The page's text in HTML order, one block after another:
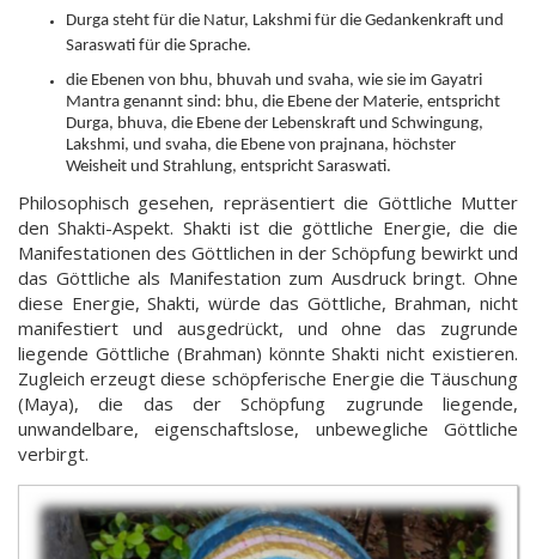
Durga steht für die Natur, Lakshmi für die Gedankenkraft und
Saraswati für die Sprache.
die Ebenen von bhu, bhuvah und svaha, wie sie im Gayatri
Mantra genannt sind: bhu, die Ebene der Materie, entspricht
Durga, bhuva, die Ebene der Lebenskraft und Schwingung,
Lakshmi, und svaha, die Ebene von prajnana, höchster
Weisheit und Strahlung, entspricht Saraswati.
Philosophisch gesehen, repräsentiert die Göttliche Mutter
den Shakti-Aspekt. Shakti ist die göttliche Energie, die die
Manifestationen des Göttlichen in der Schöpfung bewirkt und
das Göttliche als Manifestation zum Ausdruck bringt. Ohne
diese Energie, Shakti, würde das Göttliche, Brahman, nicht
manifestiert und ausgedrückt, und ohne das zugrunde
liegende Göttliche (Brahman) könnte Shakti nicht existieren.
Zugleich erzeugt diese schöpferische Energie die Täuschung
(Maya), die das der Schöpfung zugrunde liegende,
unwandelbare, eigenschaftslose, unbewegliche Göttliche
verbirgt.